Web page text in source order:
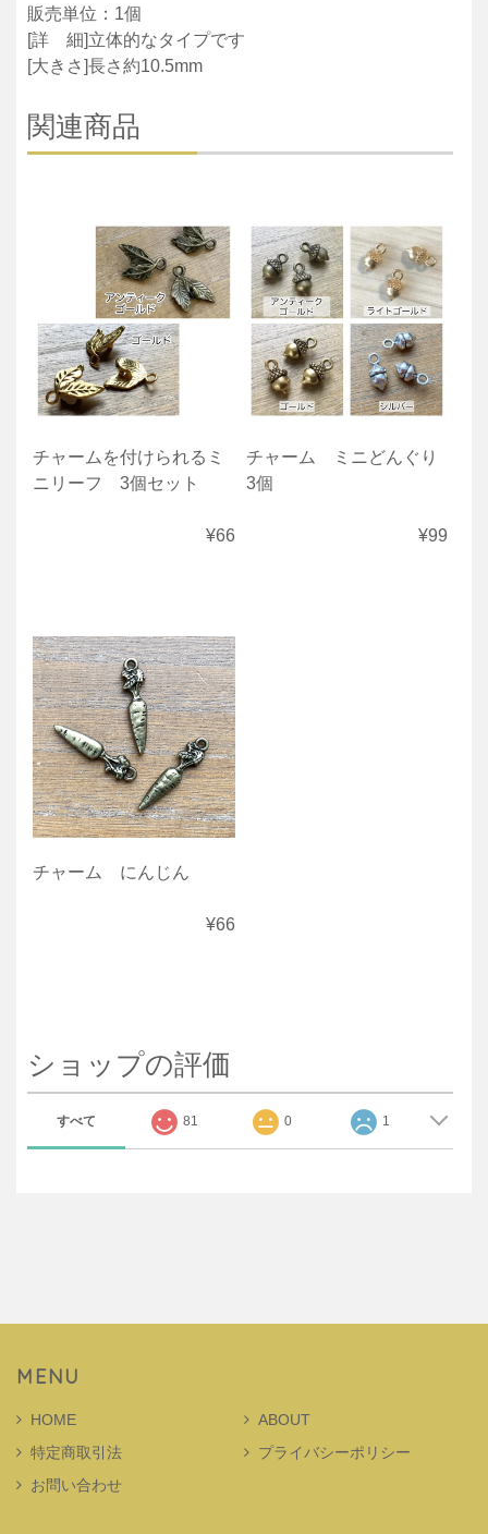
販売単位：1個
[詳 細]立体的なタイプです
[大きさ]長さ約10.5mm
関連商品
チャームを付けられるミ
ニリーフ 3個セット
¥66
チャーム ミニどんぐり
3個
¥99
チャーム にんじん
¥66
ショップの評価
すべて 81 0 1
MENU
HOME
ABOUT
特定商取引法
プライバシーポリシー
お問い合わせ